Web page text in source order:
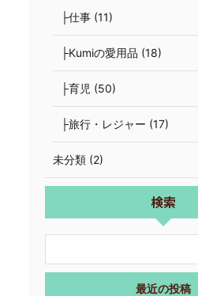
├仕事 (11)
├Kumiの愛用品 (18)
├育児 (50)
├旅行・レジャー (17)
未分類 (2)
検索
最近の投稿